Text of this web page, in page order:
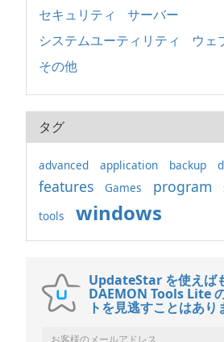
セキュリティ
サーバー
システムユーティリティ
ウェ
その他
タグ
advanced application backup
features Games program
tools
windows
UpdateStar を使えば
DAEMON Tools Lite
トを見逃すことはあり